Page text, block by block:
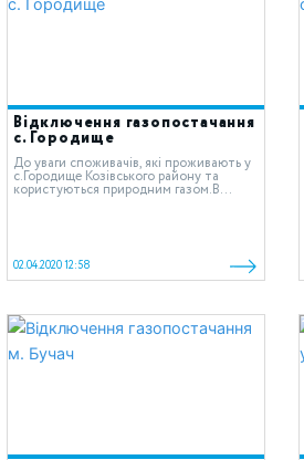
Відключення газопостачання
с. Городище
До уваги споживачів, які проживають у
c.Городище Козівського району та
користуються природним газом.В...
02.04.2020 12:58